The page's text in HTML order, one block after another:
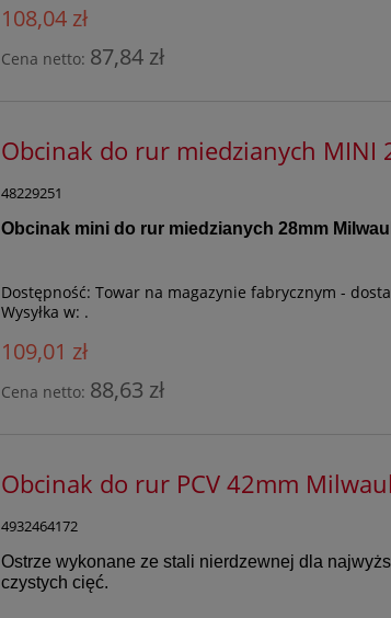
108,04 zł
Cena netto: 87,84 zł
Obcinak do rur miedzianych MINI
48229251
Obcinak mini do rur miedzianych 28mm
Dostępność: Towar na magazynie fabrycznym -
Wysyłka w: .
109,01 zł
Cena netto: 88,63 zł
Obcinak do rur PCV 42mm
4932464172
Ostrze wykonane ze stali nierdzewnej dla
czystych cięć.